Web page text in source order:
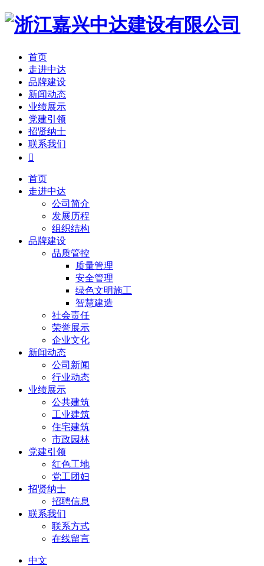
首页
走进中达
品牌建设
新闻动态
业绩展示
党建引领
招贤纳士
联系我们

首页
走进中达
公司简介
发展历程
组织结构
品牌建设
品质管控
质量管理
安全管理
绿色文明施工
智慧建造
社会责任
荣誉展示
企业文化
新闻动态
公司新闻
行业动态
业绩展示
公共建筑
工业建筑
住宅建筑
市政园林
党建引领
红色工地
党工团妇
招贤纳士
招聘信息
联系我们
联系方式
在线留言
中文